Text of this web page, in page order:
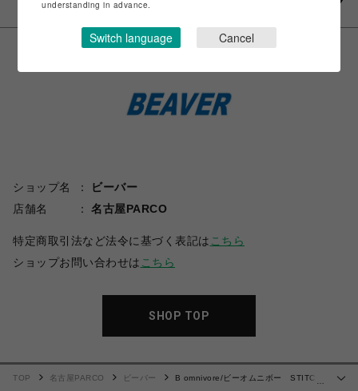
ショップ名
ビーバー
店舗名
名古屋PARCO
特定商取引法など法令に基づく表記は こちら
ショップお問い合わせは こちら
SHOP TOP
…
TOP 名古屋PARCO ビーバー
B omnivore/ビーオムニボー STITCH
understanding in advance.
Switch language Cancel